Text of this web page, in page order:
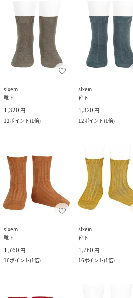
sixem
靴下
1,320 円
12ポイント(1倍)
sixem
靴下
1,320 円
12ポイント(1倍)
sixem
靴下
1,760 円
16ポイント(1倍)
sixem
靴下
1,760 円
16ポイント(1倍)